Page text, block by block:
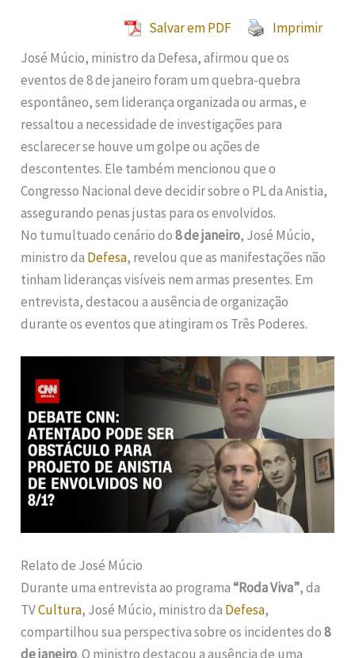
Salvar em PDF
Imprimir
José Múcio, ministro da Defesa, afirmou que os
eventos de 8 de janeiro foram um quebra-quebra
espontâneo, sem liderança organizada ou armas, e
ressaltou a necessidade de investigações para
esclarecer se houve um golpe ou ações de
descontentes. Ele também mencionou que o
Congresso Nacional deve decidir sobre o PL da Anistia,
assegurando penas justas para os envolvidos.
No tumultuado cenário do8 de janeiro, José Múcio,
ministro da Defesa, revelou que as manifestações não
tinham lideranças visíveis nem armas presentes. Em
entrevista, destacou a ausência de organização
durante os eventos que atingiram os Três Poderes.
Relato de José Múcio
Durante uma entrevista ao programa“Roda Viva”, da
TVCultura, José Múcio, ministro da Defesa,
compartilhou sua perspectiva sobre os incidentes do8
de janeiro. O ministro destacou a ausência de uma